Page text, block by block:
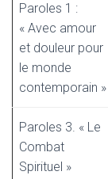
Paroles 1 :
« Avec amour
et douleur pour
le monde
contemporain »
Paroles 3. « Le
Combat
Spirituel »